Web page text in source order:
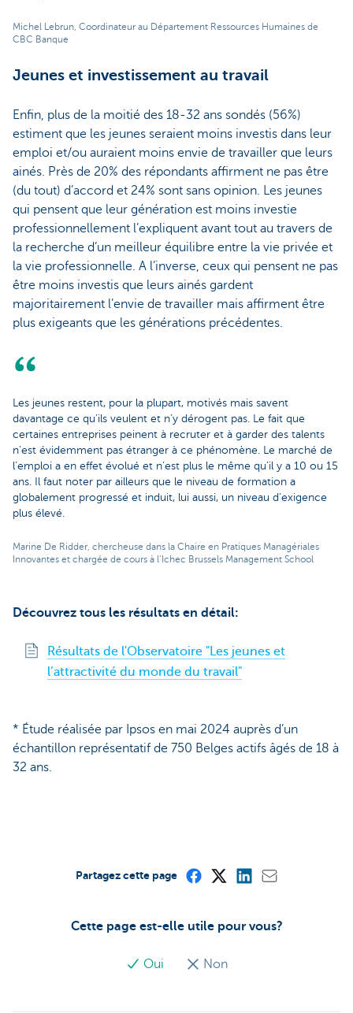
Michel Lebrun, Coordinateur au Département Ressources Humaines de
CBC Banque
Jeunes et investissement au travail
Enfin, plus de la moitié des 18-32 ans sondés (56%)
estiment que les jeunes seraient moins investis dans leur
emploi et/ou auraient moins envie de travailler que leurs
ainés. Près de 20% des répondants affirment ne pas être
(du tout) d’accord et 24% sont sans opinion. Les jeunes
qui pensent que leur génération est moins investie
professionnellement l’expliquent avant tout au travers de
la recherche d’un meilleur équilibre entre la vie privée et
la vie professionnelle. A l’inverse, ceux qui pensent ne pas
être moins investis que leurs ainés gardent
majoritairement l’envie de travailler mais affirment être
plus exigeants que les générations précédentes.
Les jeunes restent, pour la plupart, motivés mais savent
davantage ce qu’ils veulent et n’y dérogent pas. Le fait que
certaines entreprises peinent à recruter et à garder des talents
n’est évidemment pas étranger à ce phénomène. Le marché de
l’emploi a en effet évolué et n’est plus le même qu’il y a 10 ou 15
ans. Il faut noter par ailleurs que le niveau de formation a
globalement progressé et induit, lui aussi, un niveau d’exigence
plus élevé.
Marine De Ridder, chercheuse dans la Chaire en Pratiques Managériales
Innovantes et chargée de cours à l’Ichec Brussels Management School
Découvrez tous les résultats en détail:
Résultats de l'Observatoire "Les jeunes et
l’attractivité du monde du travail"
* Étude réalisée par Ipsos en mai 2024 auprès d’un
échantillon représentatif de 750 Belges actifs âgés de 18 à
32 ans.
Cette page est-elle utile pour vous?
Oui Non
Partagez cette page